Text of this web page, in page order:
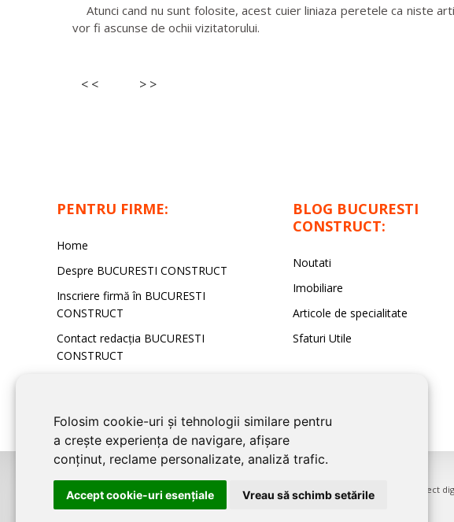
Folosim cookie-uri și tehnologii similare pentru
a crește experiența de navigare, afișare
conținut, reclame personalizate, analiză trafic.
Accept cookie-uri esenţiale Vreau să schimb setările
Atunci cand nu sunt folosite, acest cuier liniaza peretele ca niste
vor fi ascunse de ochii vizitatorului.
< < > >
PENTRU FIRME:
Home
Despre BUCURESTI CONSTRUCT
Inscriere firmă în BUCURESTI
CONSTRUCT
Contact redacţia BUCURESTI
CONSTRUCT
BLOG BUCURESTI
CONSTRUCT:
Noutati
Imobiliare
Articole de specialitate
Sfaturi Utile
©2026 BUCURESTI CONSTRUCT este un serviciu de promovare online pentru firme. Proiect